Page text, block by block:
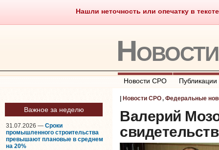
Нашли неточность или опечатку в
Саморегулирование Что
Новости СРО Публикации
Важное за неделю
31.07.2026 — Сроки
промышленного строительства
превышают плановые в среднем
на 20%
Новости СРО, Федеральные
Валерий